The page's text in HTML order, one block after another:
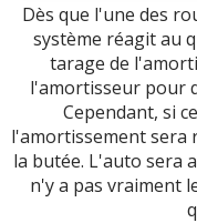
Dès que l'une des
système réagit au
tarage de
l'amortisseur pour
Cependant, si
l'amortissement sera
la butée. L'auto sera
n'y a pas vraiment